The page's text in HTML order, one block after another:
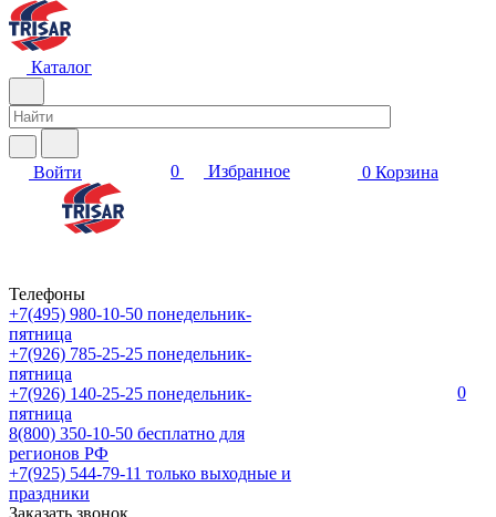
Каталог
Войти 0 Избранное 0 Корзина
Телефоны
+7(495) 980-10-50 понедельник-
пятница
+7(926) 785-25-25 понедельник-
пятница
+7(926) 140-25-25 понедельник-
пятница
8(800) 350-10-50 бесплатно для
регионов РФ
+7(925) 544-79-11 только выходные и
праздники
Заказать звонок
0